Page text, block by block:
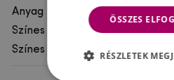
Anyag
Színes
Színes motívum
ÖSSZES
RÉSZLETEK